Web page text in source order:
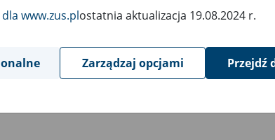
www.zus.plostatnia aktualizacja 19.08.2024 r.
Zarządzaj opcjami Przejdź